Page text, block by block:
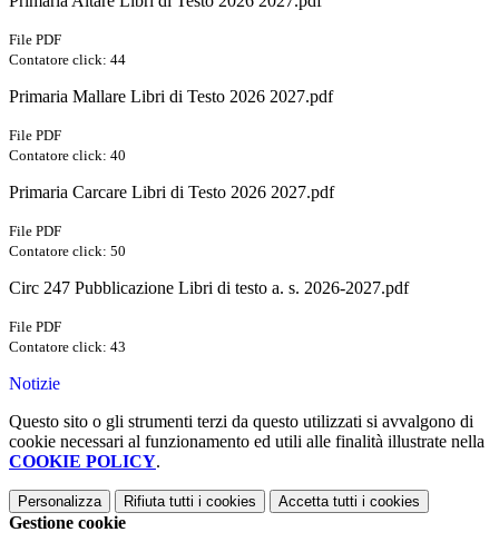
File PDF
Contatore click: 44
Primaria Mallare Libri di Testo 2026 2027.pdf
File PDF
Contatore click: 40
Primaria Carcare Libri di Testo 2026 2027.pdf
File PDF
Contatore click: 50
Circ 247 Pubblicazione Libri di testo a. s. 2026-2027.pdf
File PDF
Contatore click: 43
Notizie
Questo sito o gli strumenti terzi da questo utilizzati si avvalgono di
cookie necessari al funzionamento ed utili alle finalità illustrate nella
COOKIE POLICY.
Personalizza Rifiuta tutti i cookies Accetta tutti i cookies
Gestione cookie